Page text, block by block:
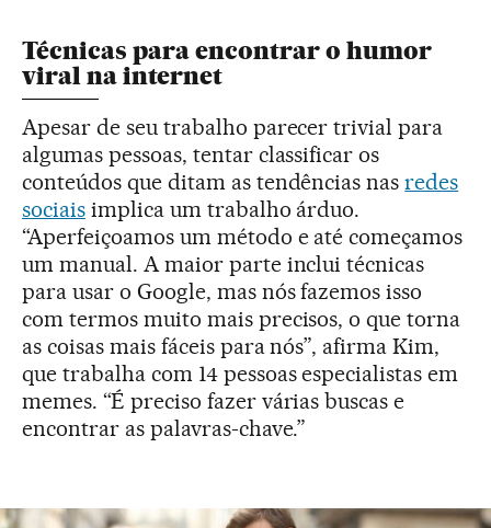
Técnicas para encontrar o humor
viral na internet
Apesar de seu trabalho parecer trivial para
algumas pessoas, tentar classificar os
conteúdos que ditam as tendências nasredes
sociaisimplica um trabalho árduo.
“Aperfeiçoamos um método e até começamos
um manual. A maior parte inclui técnicas
para usar o Google, mas nós fazemos isso
com termos muito mais precisos, o que torna
as coisas mais fáceis para nós”, afirma Kim,
que trabalha com 14 pessoas especialistas em
memes. “É preciso fazer várias buscas e
encontrar as palavras-chave.”